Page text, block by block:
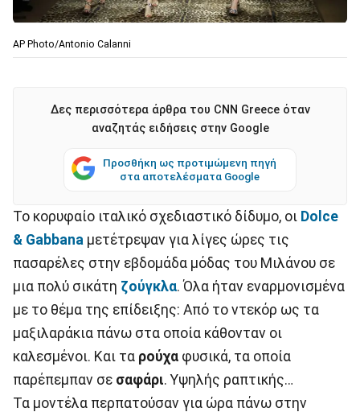
AP Photo/Antonio Calanni
Δες περισσότερα άρθρα του CNN Greece όταν
αναζητάς ειδήσεις στην Google
Προσθήκη ως προτιμώμενη πηγή
στα αποτελέσματα Google
Το κορυφαίο ιταλικό σχεδιαστικό δίδυμο, οι Dolce
& Gabbana μετέτρεψαν για λίγες ώρες τις
πασαρέλες στην εβδομάδα μόδας του Μιλάνου σε
μια πολύ σικάτη ζούγκλα. Όλα ήταν εναρμονισμένα
με το θέμα της επίδειξης: Από το ντεκόρ ως τα
μαξιλαράκια πάνω στα οποία κάθονταν οι
καλεσμένοι. Και τα ρούχα φυσικά, τα οποία
παρέπεμπαν σε σαφάρι. Υψηλής ραπτικής…
Τα μοντέλα περπατούσαν για ώρα πάνω στην